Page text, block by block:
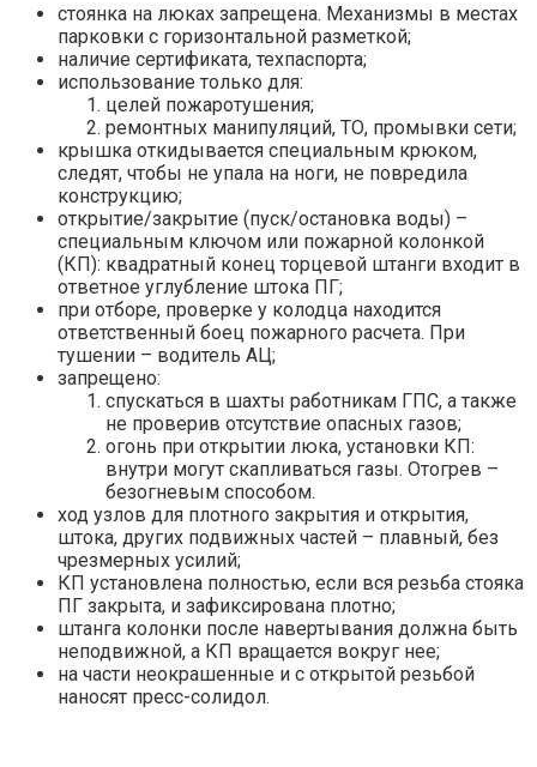
стоянка на люках запрещена. Механизмы в местах
парковки с горизонтальной разметкой;
наличие сертификата, техпаспорта;
использование только для:
целей пожаротушения;
ремонтных манипуляций, ТО, промывки сети;
крышка откидывается специальным крюком,
следят, чтобы не упала на ноги, не повредила
конструкцию;
открытие/закрытие (пуск/остановка воды) –
специальным ключом или пожарной колонкой
(КП): квадратный конец торцевой штанги входит в
ответное углубление штока ПГ;
при отборе, проверке у колодца находится
ответственный боец пожарного расчета. При
тушении – водитель АЦ;
запрещено:
спускаться в шахты работникам ГПС, а также
не проверив отсутствие опасных газов;
огонь при открытии люка, установки КП:
внутри могут скапливаться газы. Отогрев –
безогневым способом.
ход узлов для плотного закрытия и открытия,
штока, других подвижных частей – плавный, без
чрезмерных усилий;
КП установлена полностью, если вся резьба стояка
ПГ закрыта, и зафиксирована плотно;
штанга колонки после навертывания должна быть
неподвижной, а КП вращается вокруг нее;
на части неокрашенные и с открытой резьбой
наносят пресс-солидол.